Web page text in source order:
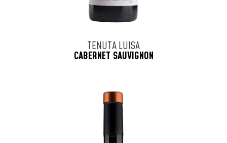
TENUTA LUISA
CABERNET SAUVIGNON